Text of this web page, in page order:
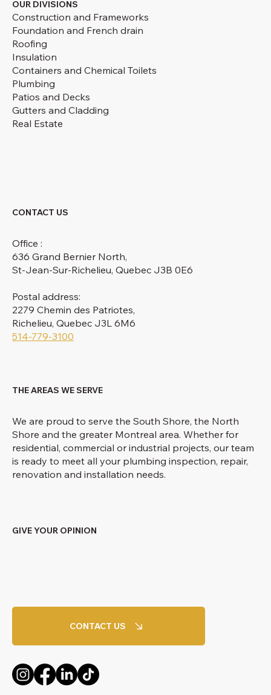
OUR DIVISIONS
Construction and Frameworks
Foundation and French drain
Roofing
Insulation
Containers and Chemical Toilets
Plumbing
Patios and Decks
Gutters and Cladding
Real Estate
CONTACT US
Office :
636 Grand Bernier North,
St-Jean-Sur-Richelieu, Quebec J3B 0E6
Postal address:
2279 Chemin des Patriotes,
Richelieu, Quebec J3L 6M6
514-779-3100
THE AREAS WE SERVE
We are proud to serve the South Shore, the North
Shore and the greater Montreal area. Whether for
residential, commercial or industrial projects, our team
is ready to meet all your plumbing inspection, repair,
renovation and installation needs.
GIVE YOUR OPINION
CONTACT US